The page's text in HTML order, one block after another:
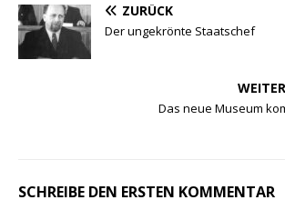
ZURÜCK
Der ungekrönte Staatschef
WEITER
Das neue Museum
SCHREIBE DEN ERSTEN KOMMENTAR